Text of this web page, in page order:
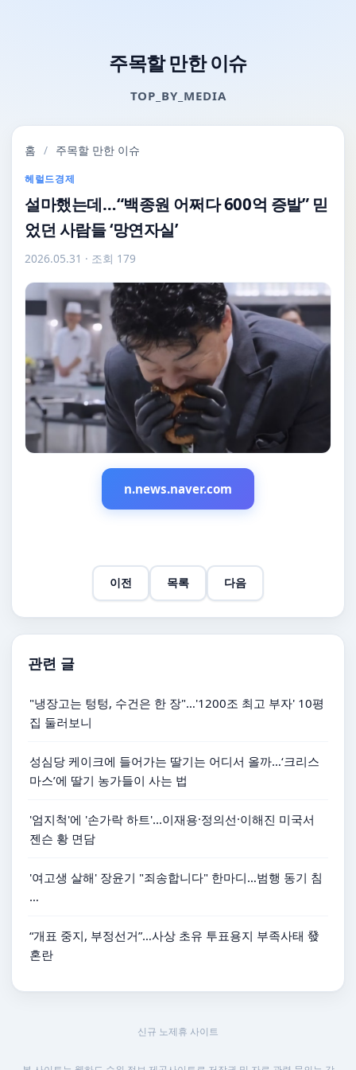
주목할 만한 이슈
TOP_BY_MEDIA
홈 / 주목할 만한 이슈
헤럴드경제
설마했는데…“백종원 어쩌다 600억 증발” 믿
었던 사람들 ‘망연자실’
2026.05.31 · 조회 179
n.news.naver.com
이전 목록 다음
관련 글
"냉장고는 텅텅, 수건은 한 장"…'1200조 최고 부자' 10평
집 둘러보니
성심당 케이크에 들어가는 딸기는 어디서 올까…‘크리스
마스’에 딸기 농가들이 사는 법
'엄지척'에 '손가락 하트'...이재용·정의선·이해진 미국서
젠슨 황 면담
'여고생 살해' 장윤기 "죄송합니다" 한마디…범행 동기 침
…
“개표 중지, 부정선거”…사상 초유 투표용지 부족사태 發
혼란
신규 노제휴 사이트